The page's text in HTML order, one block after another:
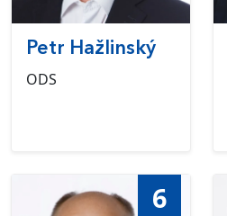
Petr Hažlinský
ODS
6